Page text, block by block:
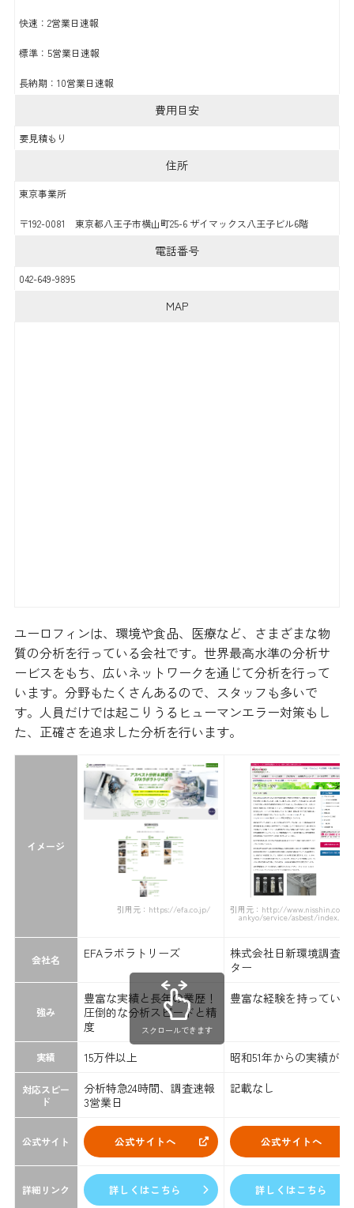
快速：2営業日速報
標準：5営業日速報
長納期：10営業日速報
費用目安
要見積もり
住所
東京事業所
〒192-0081 東京都八王子市横山町25-6 ザイマックス八王子ビル6階
電話番号
042-649-9895
MAP
ユーロフィンは、環境や食品、医療など、さまざまな物
質の分析を行っている会社です。世界最高水準の分析サ
ービスをもち、広いネットワークを通じて分析を行って
います。分野もたくさんあるので、スタッフも多いで
す。人員だけでは起こりうるヒューマンエラー対策もし
た、正確さを追求した分析を行います。
イメージ
引用元：https://efa.co.jp/ 引用元：http://www.nisshin.co.jp/
ankyo/service/asbest/
会社名 EFAラボラトリーズ
株式会社日新環境調査
ター
強み
豊富な実績と長年の業歴！
圧倒的な分析スピードと精
度
豊富な経験を持っている
実績 15万件以上 昭和51年からの実績があ
対応スピー
ド
分析特急24時間、調査速報
3営業日
記載なし
公式サイト 公式サイトへ 公式サイトへ
詳細リンク 詳しくはこちら 詳しくはこちら
スクロールできます